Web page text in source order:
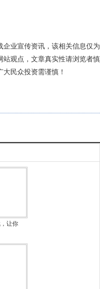
企业宣传资讯，该相关信息仅为
观点，文章真实性请浏览者慎
民众投资需谨慎！
让你